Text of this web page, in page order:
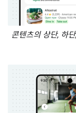
콘텐츠의 상단, 하